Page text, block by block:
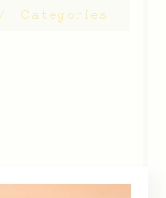
Categories